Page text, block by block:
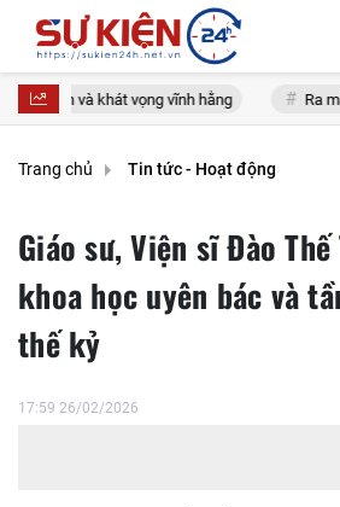
vọng vĩnh hằng Ra mắt cuốn sách
Trang chủ Tin tức - Hoạt động
Giáo sư, Viện sĩ Đào Thế
khoa học uyên bác và
thế kỷ
17:59 26/02/2026